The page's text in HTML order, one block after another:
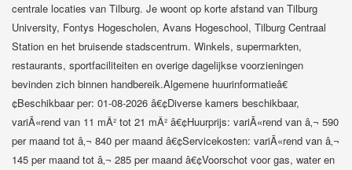
centrale locaties van Tilburg. Je woont op korte afstand van Tilburg
University, Fontys Hogescholen, Avans Hogeschool, Tilburg Centraal
Station en het bruisende stadscentrum. Winkels, supermarkten,
restaurants, sportfaciliteiten en overige dagelijkse voorzieningen
bevinden zich binnen handbereik.Algemene huurinformatieâ€
¢Beschikbaar per: 01-08-2026 â€¢Diverse kamers beschikbaar,
variÃ«rend van 11 mÂ² tot 21 mÂ² â€¢Huurprijs: variÃ«rend van â‚¬ 590
per maand tot â‚¬ 840 per maand â€¢Servicekosten: variÃ«rend van â‚¬
145 per maand tot â‚¬ 285 per maand â€¢Voorschot voor gas, water en